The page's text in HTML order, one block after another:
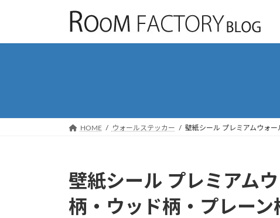
ッ
移
HOME ウォールステッカー 壁紙シール プレミアムウォ
壁紙シール プレミアム
柄・ウッド柄・プレーン